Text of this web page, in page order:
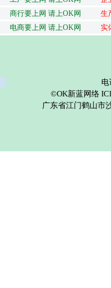
商行要上网 请上OK网
生
电商要上网 请上OK网
实
电
©OK新蓝网络
广东省江门鹤山市